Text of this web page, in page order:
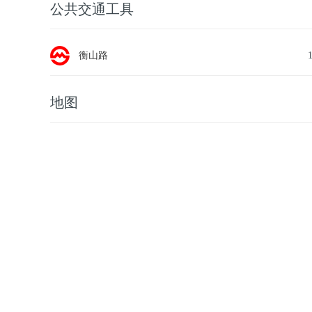
公共交通工具
衡山路
地图